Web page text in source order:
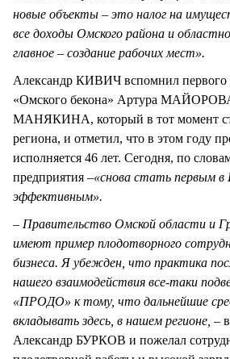
новые объекты – это налог на
все доходы Омского района и
главное – создание рабочих мест».
Александр КИВИЧ вспомнил первого
«Омского бекона» Артура
МАНЯКИНА, который в тот момент
региона, и отметил, что в этом году
исполняется 46 лет. Сегодня, по
предприятия –«снова стать первым в
эффективным».
– Правительство Омской области и
имеют пример плодотворного
бизнеса. Я убежден, что практика
нашего взаимодействия все-таки
«ПРОДО» к тому, что дальнейшие
вкладывать здесь, в нашем регионе, –
Александр БУРКОВ и пожелал